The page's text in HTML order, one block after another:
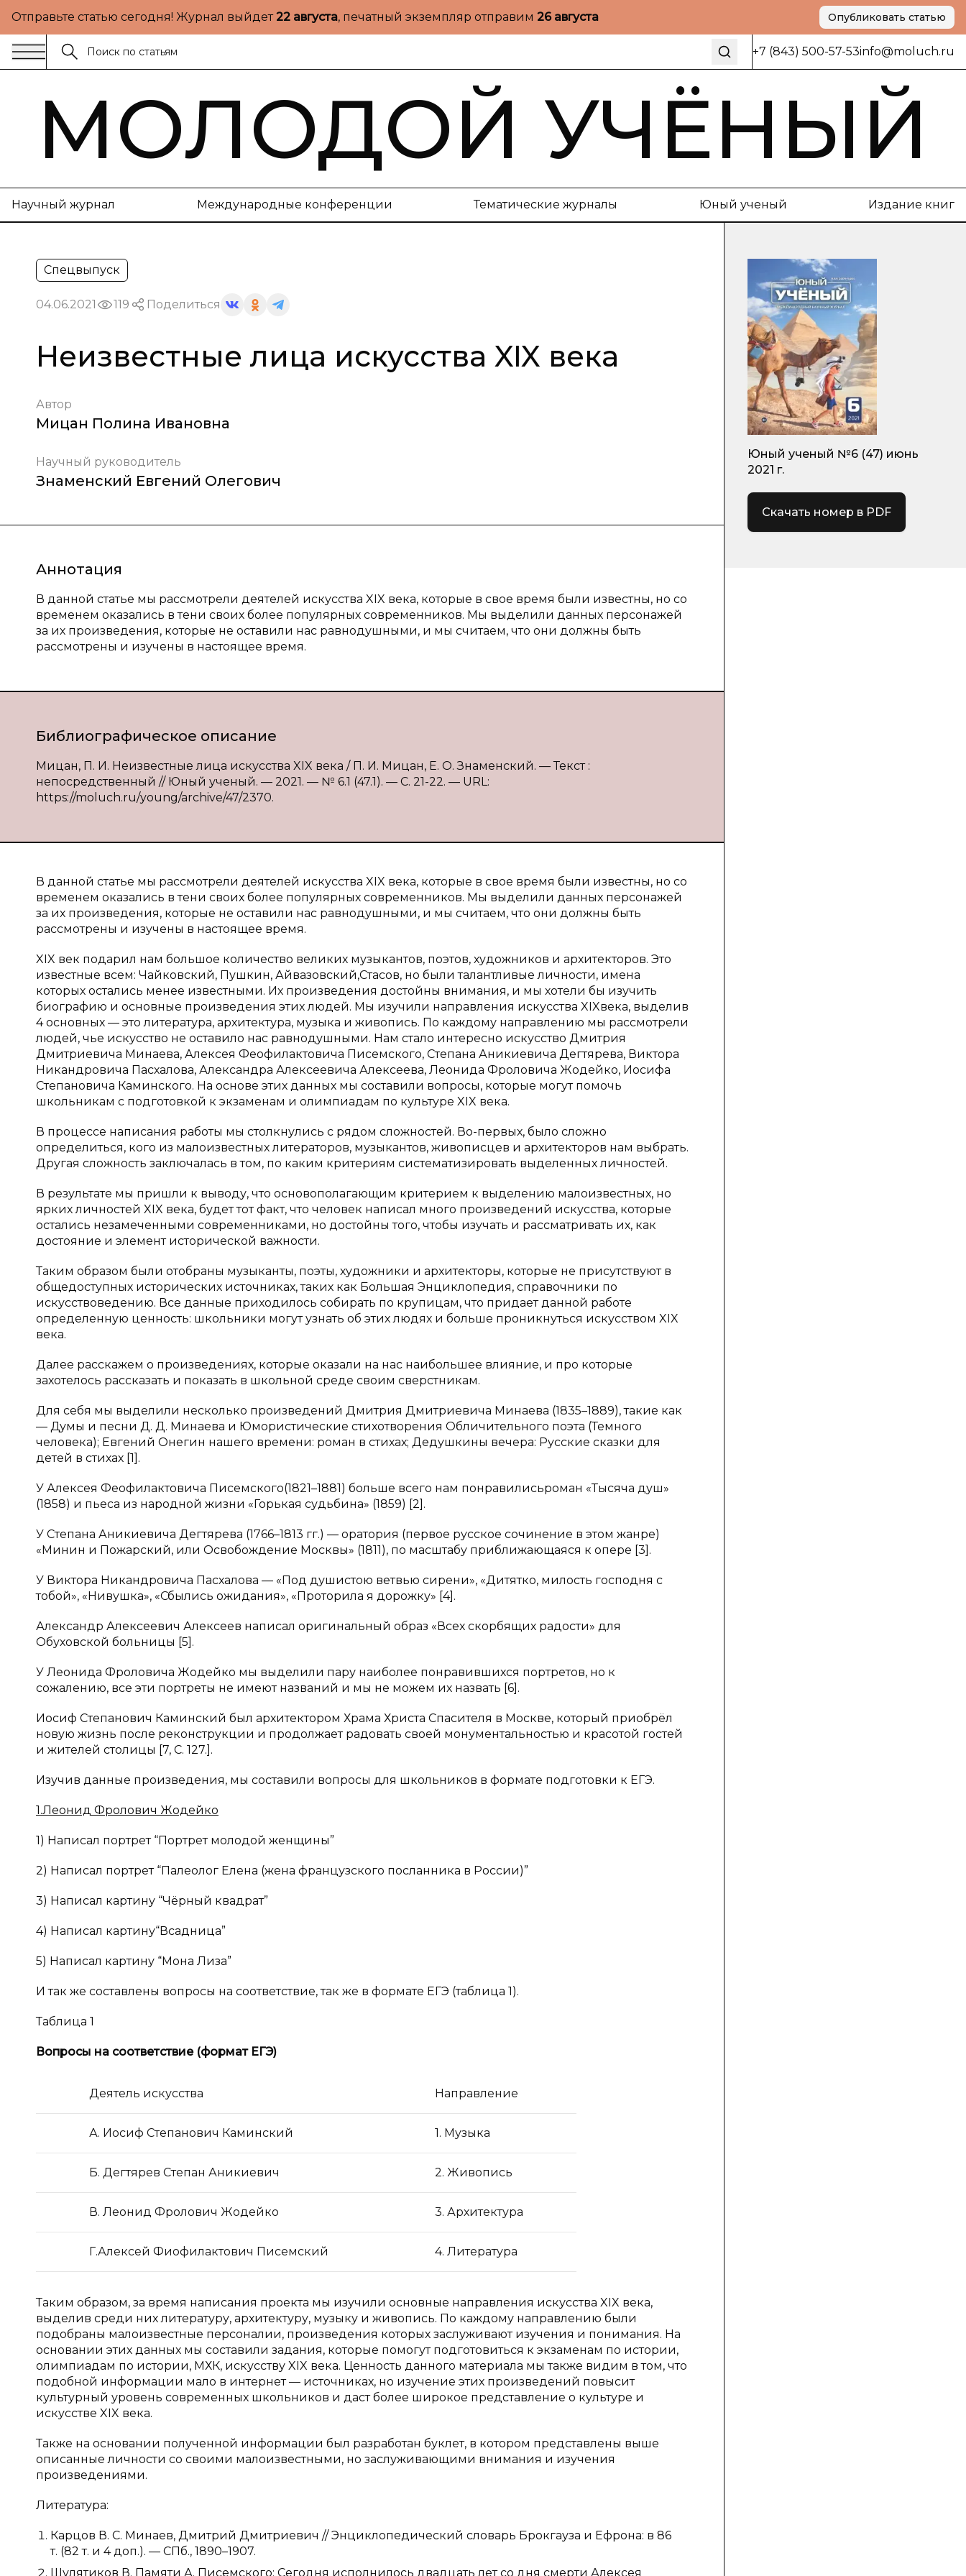
Отправьте статью сегодня! Журнал выйдет22 августа, печатный экземпляр отправим 26 августа Опубликовать статью
+7 (843) 500-57-53info@moluch.ru
МОЛОДОЙ УЧЁНЫЙ
Научный журнал Международные конференции Тематические журналы Юный ученый Издание книг
Спецвыпуск
04.06.2021 119 Поделиться
Неизвестные лица искусства XIX века
Автор
Мицан Полина Ивановна
Научный руководитель
Знаменский Евгений Олегович
Аннотация
В данной статье мы рассмотрели деятелей искусства XIX века, которые в свое время были известны, но со
временем оказались в тени своих более популярных современников. Мы выделили данных персонажей
за их произведения, которые не оставили нас равнодушными, и мы считаем, что они должны быть
рассмотрены и изучены в настоящее время.
Библиографическое описание
Мицан, П. И. Неизвестные лица искусства XIX века / П. И. Мицан, Е. О. Знаменский. — Текст :
непосредственный // Юный ученый. — 2021. — № 6.1 (47.1). — С. 21-22. — URL:
https://moluch.ru/young/archive/47/2370.
В данной статье мы рассмотрели деятелей искусства XIX века, которые в свое время были известны, но со
временем оказались в тени своих более популярных современников. Мы выделили данных персонажей
за их произведения, которые не оставили нас равнодушными, и мы считаем, что они должны быть
рассмотрены и изучены в настоящее время.
XIX век подарил нам большое количество великих музыкантов, поэтов, художников и архитекторов. Это
известные всем: Чайковский, Пушкин, Айвазовский,Стасов, но были талантливые личности, имена
которых остались менее известными. Их произведения достойны внимания, и мы хотели бы изучить
биографию и основные произведения этих людей. Мы изучили направления искусства XIXвека, выделив
4 основных — это литература, архитектура, музыка и живопись. По каждому направлению мы рассмотрели
людей, чье искусство не оставило нас равнодушными. Нам стало интересно искусство Дмитрия
Дмитриевича Минаева, Алексея Феофилактовича Писемского, Степана Аникиевича Дегтярева, Виктора
Никандровича Пасхалова, Александра Алексеевича Алексеева, Леонида Фроловича Жодейко, Иосифа
Степановича Каминского. На основе этих данных мы составили вопросы, которые могут помочь
школьникам с подготовкой к экзаменам и олимпиадам по культуре XIX века.
В процессе написания работы мы столкнулись с рядом сложностей. Во-первых, было сложно
определиться, кого из малоизвестных литераторов, музыкантов, живописцев и архитекторов нам выбрать.
Другая сложность заключалась в том, по каким критериям систематизировать выделенных личностей.
В результате мы пришли к выводу, что основополагающим критерием к выделению малоизвестных, но
ярких личностей XIX века, будет тот факт, что человек написал много произведений искусства, которые
остались незамеченными современниками, но достойны того, чтобы изучать и рассматривать их, как
достояние и элемент исторической важности.
Таким образом были отобраны музыканты, поэты, художники и архитекторы, которые не присутствуют в
общедоступных исторических источниках, таких как Большая Энциклопедия, справочники по
искусствоведению. Все данные приходилось собирать по крупицам, что придает данной работе
определенную ценность: школьники могут узнать об этих людях и больше проникнуться искусством XIX
века.
Далее расскажем о произведениях, которые оказали на нас наибольшее влияние, и про которые
захотелось рассказать и показать в школьной среде своим сверстникам.
Для себя мы выделили несколько произведений Дмитрия Дмитриевича Минаева (1835–1889), такие как
— Думы и песни Д. Д. Минаева и Юмористические стихотворения Обличительного поэта (Темного
человека); Евгений Онегин нашего времени: роман в стихах; Дедушкины вечера: Русские сказки для
детей в стихах [1].
У Алексея Феофилактовича Писемского(1821–1881) больше всего нам понравилисьроман «Тысяча душ»
(1858) и пьеса из народной жизни «Горькая судьбина» (1859) [2].
У Степана Аникиевича Дегтярева (1766–1813 гг.) ― оратория (первое русское сочинение в этом жанре)
«Минин и Пожарский, или Освобождение Москвы» (1811), по масштабу приближающаяся к опере [3].
У Виктора Никандровича Пасхалова — «Под душистою ветвью сирени», «Дитятко, милость господня с
тобой», «Нивушка», «Сбылись ожидания», «Проторила я дорожку» [4].
Александр Алексеевич Алексеев написал оригинальный образ «Всех скорбящих радости» для
Обуховской больницы [5].
У Леонида Фроловича Жодейко мы выделили пару наиболее понравившихся портретов, но к
сожалению, все эти портреты не имеют названий и мы не можем их назвать [6].
Иосиф Степанович Каминский был архитектором Храма Христа Спасителя в Москве, который приобрёл
новую жизнь после реконструкции и продолжает радовать своей монументальностью и красотой гостей
и жителей столицы [7, С. 127.].
Изучив данные произведения, мы составили вопросы для школьников в формате подготовки к ЕГЭ.
1.Леонид Фролович Жодейко
1) Написал портрет “Портрет молодой женщины”
2) Написал портрет “Палеолог Елена (жена французского посланника в России)”
3) Написал картину “Чёрный квадрат”
4) Написал картину“Всадница”
5) Написал картину “Мона Лиза”
И так же составлены вопросы на соответствие, так же в формате ЕГЭ (таблица 1).
Таблица 1
Вопросы на соответствие (формат ЕГЭ)
Деятель искусства Направление
А. Иосиф Степанович Каминский 1. Музыка
Б. Дегтярев Степан Аникиевич 2. Живопись
В. Леонид Фролович Жодейко 3. Архитектура
Г.Алексей Фиофилактович Писемский 4. Литература
Таким образом, за время написания проекта мы изучили основные направления искусства XIX века,
выделив среди них литературу, архитектуру, музыку и живопись. По каждому направлению были
подобраны малоизвестные персоналии, произведения которых заслуживают изучения и понимания. На
основании этих данных мы составили задания, которые помогут подготовиться к экзаменам по истории,
олимпиадам по истории, МХК, искусству XIX века. Ценность данного материала мы также видим в том, что
подобной информации мало в интернет — источниках, но изучение этих произведений повысит
культурный уровень современных школьников и даст более широкое представление о культуре и
искусстве XIX века.
Также на основании полученной информации был разработан буклет, в котором представлены выше
описанные личности со своими малоизвестными, но заслуживающими внимания и изучения
произведениями.
Литература:
Карцов В. С. Минаев, Дмитрий Дмитриевич // Энциклопедический словарь Брокгауза и Ефрона: в 86
т. (82 т. и 4 доп.). — СПб., 1890–1907.
Шулятиков В. Памяти А. Писемского: Сегодня исполнилось двадцать лет со дня смерти Алексея
Юный ученый №6 (47) июнь
2021 г.
Скачать номер в PDF